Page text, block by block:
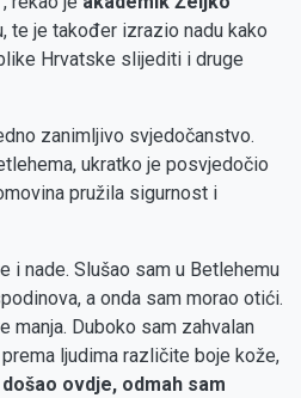
te je također izrazio nadu kako
Hrvatske slijediti i druge
zanimljivo svjedočanstvo.
ukratko je posvjedočio
pružila sigurnost i
i nade. Slušao sam u Betlehemu
a onda sam morao otići.
manja. Duboko sam zahvalan
ljudima različite boje kože,
ovdje, odmah sam